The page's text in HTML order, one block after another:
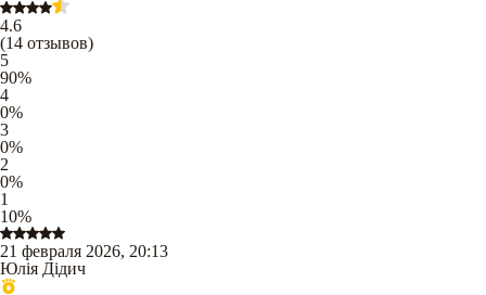
4.6
(14 отзывов)
5
90%
4
0%
3
0%
2
0%
1
10%
21 февраля 2026, 20:13
Юлія Дідич